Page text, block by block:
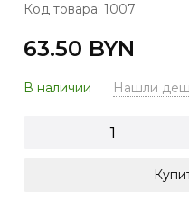
Код товара: 1007
63.50 BYN
В наличии Нашли